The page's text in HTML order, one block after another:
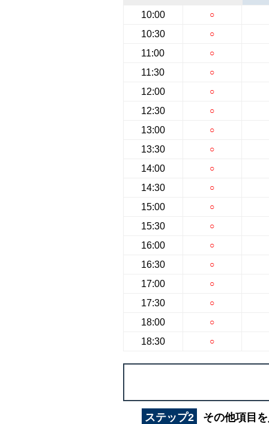
10:00
10:30
11:00
11:30
12:00
12:30
13:00
13:30
14:00
14:30
15:00
15:30
16:00
16:30
17:00
17:30
18:00
18:30
○
○
○
○
○
○
○
○
○
○
○
○
○
○
○
○
○
○
ステップ2 その他項目